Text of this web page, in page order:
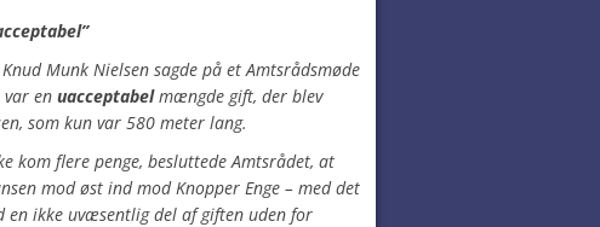
Munk Nielsen sagde på et Amtsrådsmøde
en uacceptabelmængde gift, der blev
som kun var 580 meter lang.
kom flere penge, besluttede Amtsrådet, at
mod øst ind mod Knopper Enge – med det
ikke uvæsentlig del af giften uden for